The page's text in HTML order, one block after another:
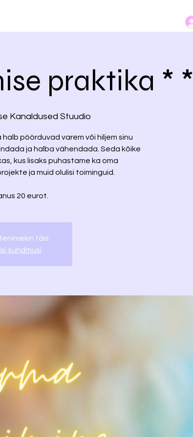
praktika * *
Kanaldused Stuudio
pöörduvad varem või hiljem sinu
ja halba vähendada. Seda kõike
kus lisaks puhastame ka oma
ja muid olulisi toiminguid.
20 eurot.
täis.
sündmusi